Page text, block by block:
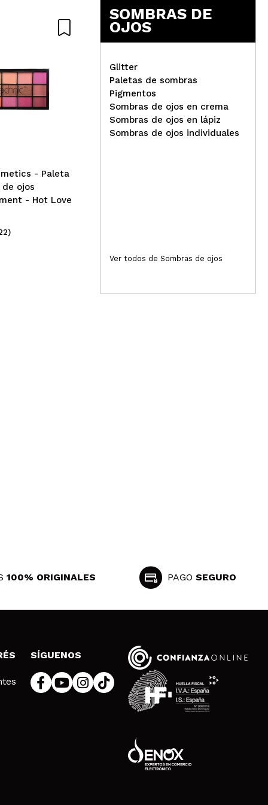
- Paleta
ojos
- Hot Love
I Heart Revolution - Paletas
de sombras Mini Match -
SOMBRAS DE
OJOS
Glitter
Paletas de sombras
Pigmentos
Sombras de ojos en crema
Sombras de ojos en lápiz
Sombras de ojos individuales
Ver todos de Sombras de ojos
100% ORIGINALES PAGO SEGURO
SÍGUENOS